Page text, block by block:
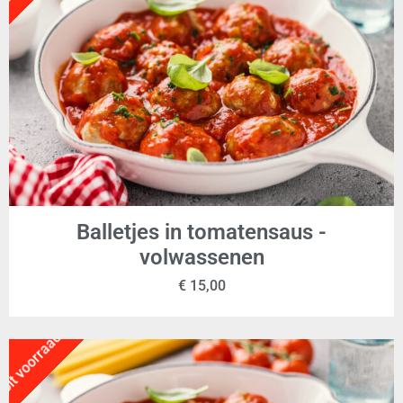
Balletjes in tomatensaus -
volwassenen
€15,00
voorraad!